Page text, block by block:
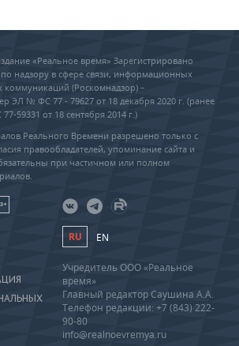
«Реальное время» Зарегистрировано
надзору в сфере связи, информационных
коммуникаций (Роскомнадзор) –
ЭЛ № ФС 77 - 79627 от 18 декабря 2020 г. (ранее
59331 от 18 сентября 2014 г.)
Реального Времени разрешено только с
правообладателей, упоминание сайта и
при частичном или полном
RU EN
Учредитель ООО «Реальное
время»
Главный редактор Саушина А.А.
Телефон редакции: +7 (843) 222-
90-80
info@realnoevremya.ru